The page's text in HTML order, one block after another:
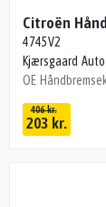
Citroën
4745V2
Kjærsgaard
OE
406 kr.
203 kr.